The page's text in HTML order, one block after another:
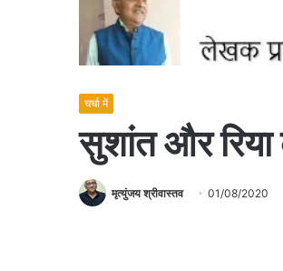
चर्चा में
सुशांत और
मृत्युंजय श्रीवास्तव 01/08/2020